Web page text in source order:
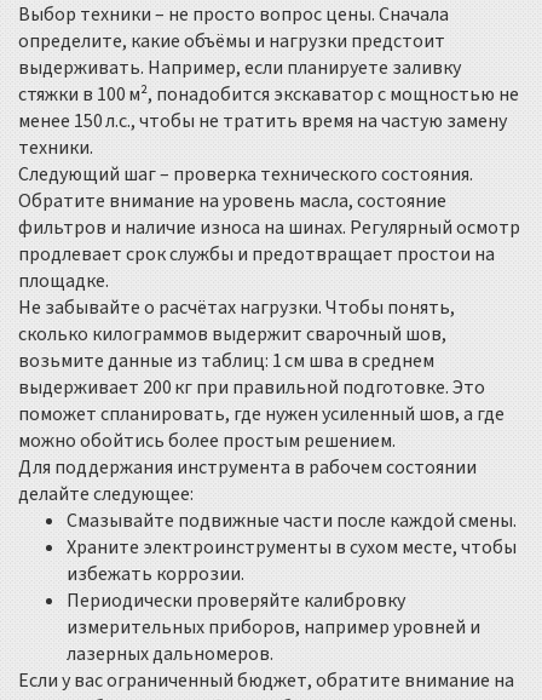
Выбор техники – не просто вопрос цены. Сначала
определите, какие объёмы и нагрузки предстоит
выдерживать. Например, если планируете заливку
стяжки в 100 м², понадобится экскаватор с мощностью не
менее 150 л.с., чтобы не тратить время на частую замену
техники.
Следующий шаг – проверка технического состояния.
Обратите внимание на уровень масла, состояние
фильтров и наличие износа на шинах. Регулярный осмотр
продлевает срок службы и предотвращает простои на
площадке.
Не забывайте о расчётах нагрузки. Чтобы понять,
сколько килограммов выдержит сварочный шов,
возьмите данные из таблиц: 1 см шва в среднем
выдерживает 200 кг при правильной подготовке. Это
поможет спланировать, где нужен усиленный шов, а где
можно обойтись более простым решением.
Для поддержания инструмента в рабочем состоянии
делайте следующее:
Смазывайте подвижные части после каждой смены.
Храните электроинструменты в сухом месте, чтобы
избежать коррозии.
Периодически проверяйте калибровку
измерительных приборов, например уровней и
лазерных дальномеров.
Если у вас ограниченный бюджет, обратите внимание на